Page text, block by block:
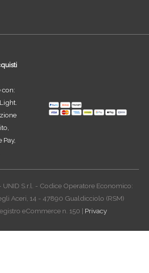
con:
S.r.l. - Codice Operatore Economico:
Aceri, 14 - 47890 Gualdicciolo (RSM)
eCommerce n. 150 | Privacy